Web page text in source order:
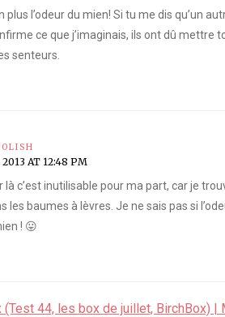
plus l’odeur du mien! Si tu me dis qu’un
ce que j’imaginais, ils ont dû mettre
senteurs.
2013 AT 12:48 PM
là c’est inutilisable pour ma part, car je
les baumes à lèvres. Je ne sais pas si
! 😛
44, les box de juillet, BirchBox) |